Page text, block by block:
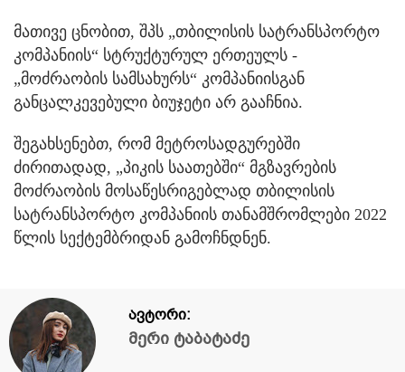
მათივე ცნობით, შპს „თბილისის სატრანსპორტო
კომპანიის“ სტრუქტურულ ერთეულს -
„მოძრაობის სამსახურს“ კომპანიისგან
განცალკევებული ბიუჯეტი არ გააჩნია.
შეგახსენებთ, რომ მეტროსადგურებში
ძირითადად, „პიკის საათებში“ მგზავრების
მოძრაობის მოსაწესრიგებლად თბილისის
სატრანსპორტო კომპანიის თანამშრომლები 2022
წლის სექტემბრიდან გამოჩნდნენ.
ავტორი:
მერი ტაბატაძე